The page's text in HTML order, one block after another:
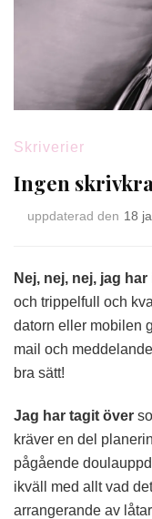
Skriverier
Ingen
uppdaterad den 18
Nej, nej, nej, jag
och trippelfull och
datorn eller mobilen
mail och
bra sätt!
Jag har tagit över
kräver en del
pågående
ikväll med allt vad
arrangerande av